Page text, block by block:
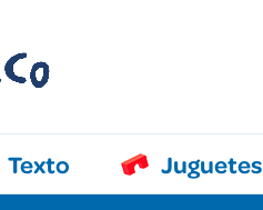
Texto Juguetes